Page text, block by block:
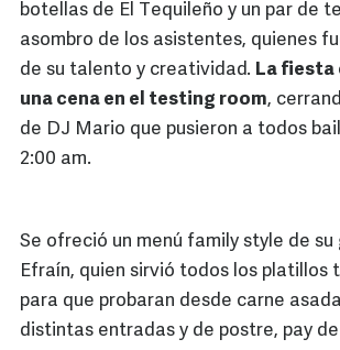
botellas de El Tequileño y un par de
asombro de los asistentes, quienes
de su talento y creatividad. La
una cena en el testing room,
de DJ Mario que pusieron a todos
2:00 am.
Se ofreció un menú family style de su
Efraín, quien sirvió todos los platillos
para que probaran desde carne
distintas entradas y de postre, pay de